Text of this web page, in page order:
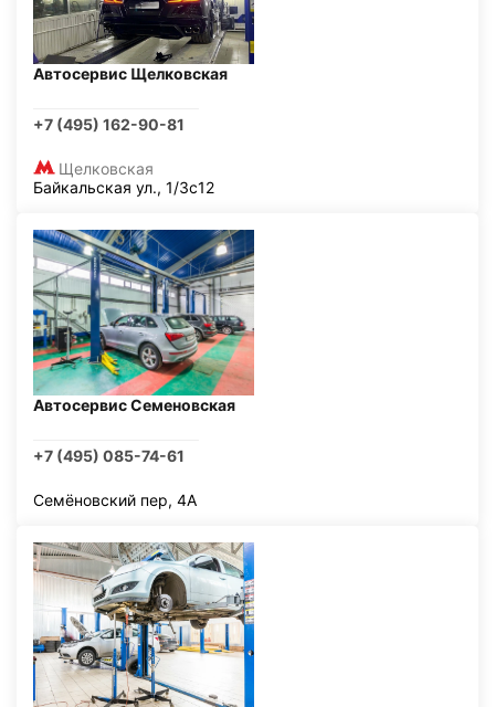
Автосервис Щелковская
+7 (495) 162-90-81
Щелковская
Байкальская ул., 1/3с12
Автосервис Семеновская
+7 (495) 085-74-61
Семёновский пер, 4А